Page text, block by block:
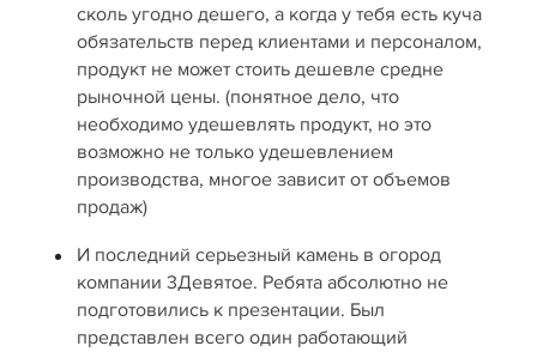
сколь угодно дешего, а когда у тебя есть куча
обязательств перед клиентами и персоналом,
продукт не может стоить дешевле средне
рыночной цены. (понятное дело, что
необходимо удешевлять продукт, но это
возможно не только удешевлением
производства, многое зависит от объемов
продаж)
И последний серьезный камень в огород
компании 3Девятое. Ребята абсолютно не
подготовились к презентации. Был
представлен всего один работающий